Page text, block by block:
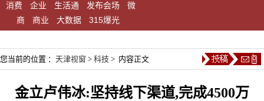
消费 企业 生活通 发布会场
微
商
商业 大数据 315爆光
您当前的位置 ： 天津视窗 > 科技 > 内容正文
金立卢伟冰:坚持线下渠道,完成4500万